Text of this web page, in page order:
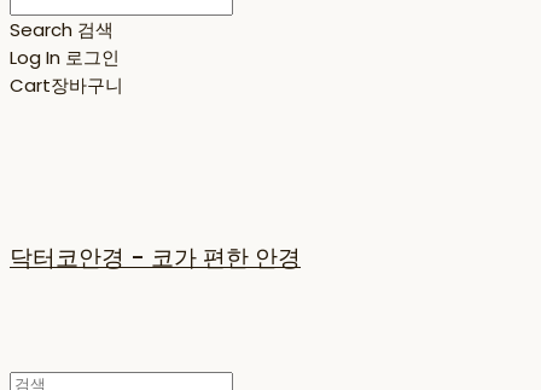
Search 검색
Log In 로그인
Cart장바구니
닥터코안경 - 코가 편한 안경